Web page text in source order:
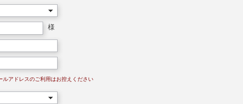
様
アドレスのご利用はお控えください